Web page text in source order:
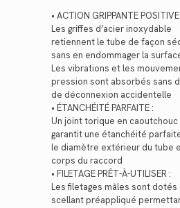
• ACTION GRIPPANTE
Les griffes d’acier inoxydable
retiennent le tube de façon
sans en endommager la
Les vibrations et les
pression sont absorbés sans
de déconnexion accidentelle
• ÉTANCHÉITÉ PARFAITE :
Un joint torique en
garantit une étanchéité
le diamètre extérieur du tube
corps du raccord
• FILETAGE PRÊT-À-UTILISER :
Les filetages mâles sont dotés
scellant préappliqué